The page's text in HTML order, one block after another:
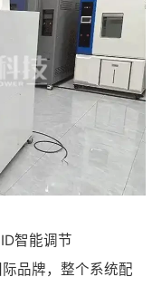
智能调节
品牌，整个系统配